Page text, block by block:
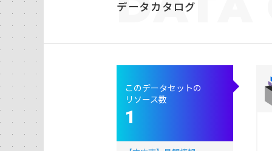
データカタログ
このデータセットの
リソース数
1